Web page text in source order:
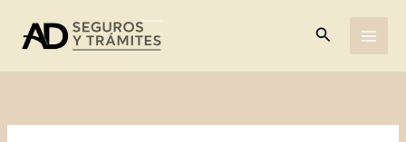
contenido
Buscar